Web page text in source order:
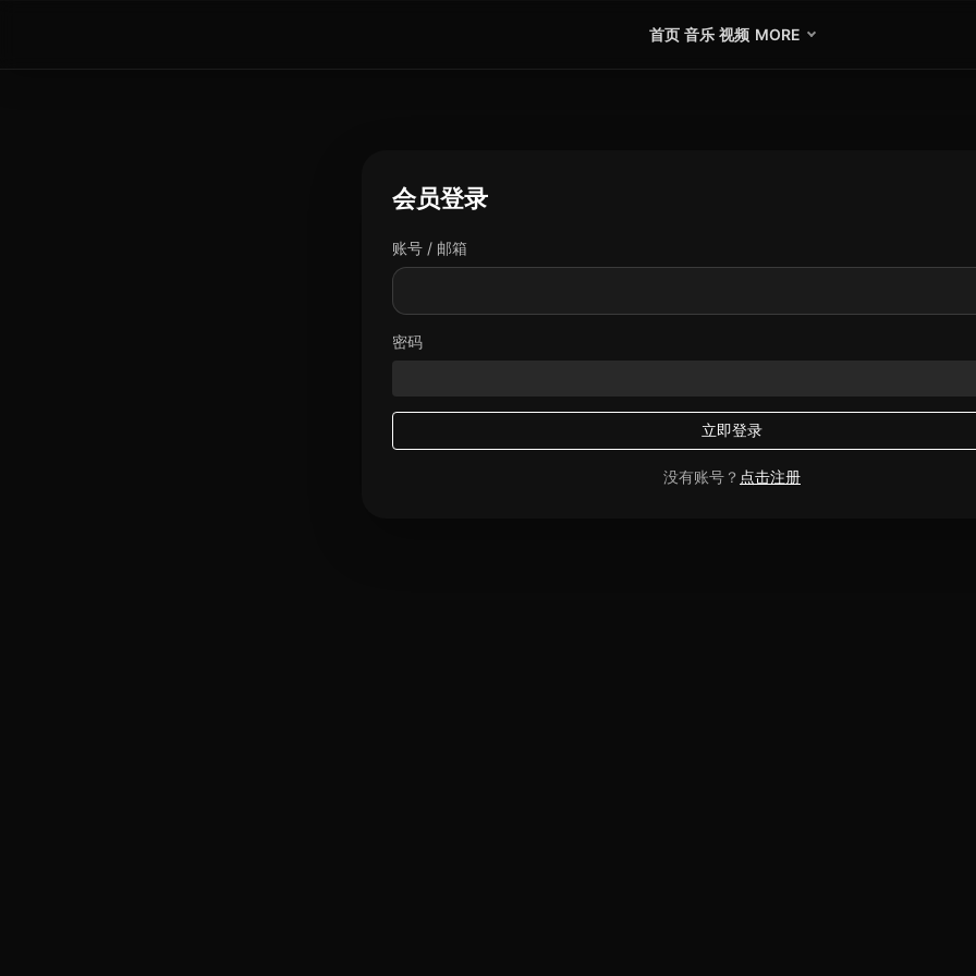
首页 音乐 视频 MORE
会员登录
账号 / 邮箱
密码
立即登录
没有账号？ 点击注册